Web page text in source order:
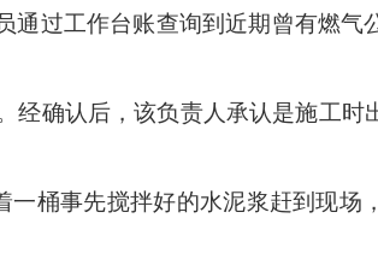
通过工作台账查询到近期曾有燃
确认后，该负责人承认是施工时
桶事先搅拌好的水泥浆赶到现场